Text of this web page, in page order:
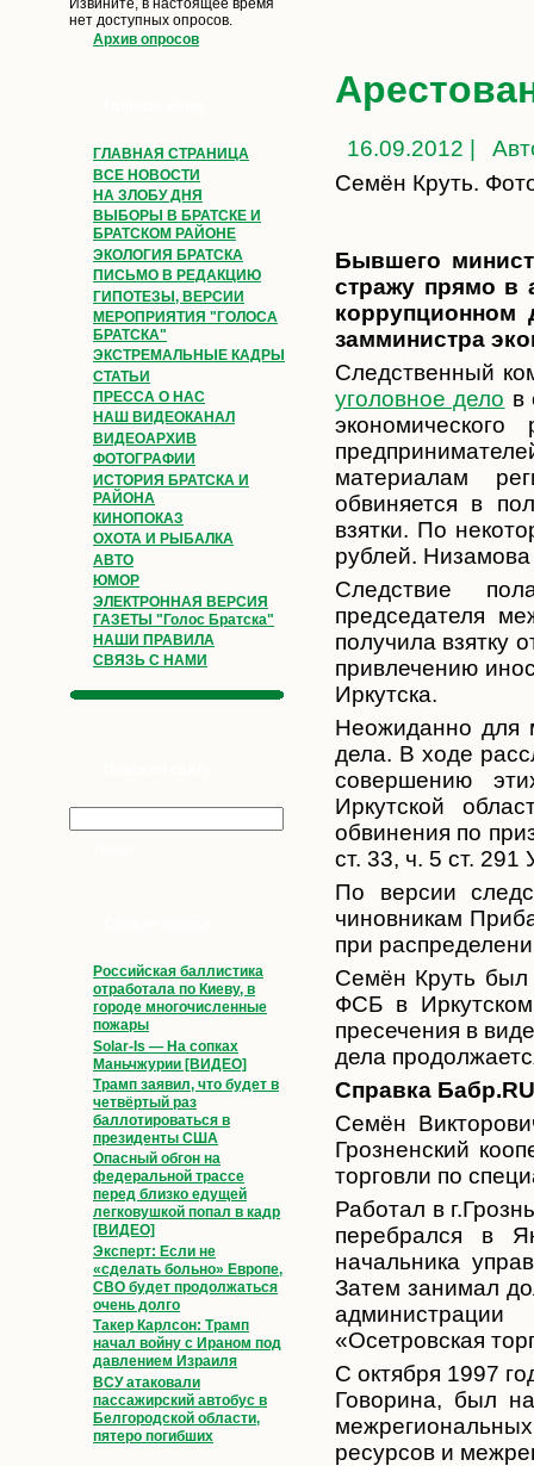
Извините, в настоящее время
нет доступных опросов.
Архив опросов
ГЛАВНАЯ СТРАНИЦА
ВСЕ НОВОСТИ
НА ЗЛОБУ ДНЯ
ВЫБОРЫ В БРАТСКЕ И
БРАТСКОМ РАЙОНЕ
ЭКОЛОГИЯ БРАТСКА
ПИСЬМО В РЕДАКЦИЮ
ГИПОТЕЗЫ, ВЕРСИИ
МЕРОПРИЯТИЯ "ГОЛОСА
БРАТСКА"
ЭКСТРЕМАЛЬНЫЕ КАДРЫ
СТАТЬИ
ПРЕССА О НАС
НАШ ВИДЕОКАНАЛ
ВИДЕОАРХИВ
ФОТОГРАФИИ
ИСТОРИЯ БРАТСКА И
РАЙОНА
КИНОПОКАЗ
ОХОТА И РЫБАЛКА
АВТО
ЮМОР
ЭЛЕКТРОННАЯ ВЕРСИЯ
ГАЗЕТЫ "Голос Братска"
НАШИ ПРАВИЛА
СВЯЗЬ С НАМИ
Российская баллистика
отработала по Киеву, в
городе многочисленные
пожары
Solar-Is — На сопках
Маньчжурии [ВИДЕО]
Трамп заявил, что будет в
четвёртый раз
баллотироваться в
президенты США
Опасный обгон на
федеральной трассе
перед близко едущей
легковушкой попал в кадр
[ВИДЕО]
Эксперт: Если не
«сделать больно» Европе,
СВО будет продолжаться
очень долго
Такер Карлсон: Трамп
начал войну с Ираном под
давлением Израиля
ВСУ атаковали
пассажирский автобус в
Белгородской области,
пятеро погибших
16.09.2012 |
Семён Круть.
Бывшего
стражу прямо в
коррупционном
замминистра
Следственный
уголовное дело в
материалам
обвиняется в
взятки. По
рублей.
Следствие
председателя
получила взятку
привлечению
Иркутска.
Неожиданно для
дела. В ходе
совершению
Иркутской
обвинения по
ст. 33, ч. 5 ст.
По версии
чиновникам
при
Семён Круть был
ФСБ в
пресечения в
дела
Cправка Бабр.RU
Семён
Грозненский
торговли по
Работал в
перебрался в
начальника
Затем занимал
«Осетровская
С октября 1997
Говорина, был
ресурсов и